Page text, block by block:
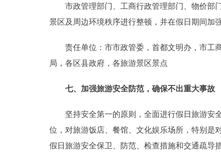
市政管理部门、工商行政管理部门、物价部门
景区及周边环境秩序进行整顿，并在假日期间加
责任单位：市市政管委，首都文明办，市工商
局，各区县政府，各旅游景区景点
七、加强旅游安全防范，确保不出重大事故
坚持安全第一的原则，全面进行假日旅游安全
位，对旅游饭店、餐馆、文化娱乐场所，特别是
假日旅游安全保卫、防范、检查措施和交通疏导